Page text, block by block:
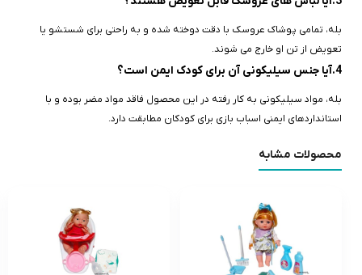
بله، تمامی پوشاک عروسک با دقت دوخته شده و به راحتی برای شستشو یا
تعویض از تن او خارج می‌ شوند.
4.آیا جنس سیلیکونی آن برای کودک ایمن است؟
بله، مواد سیلیکونی به کار رفته در این محصول فاقد مواد مضر بوده و با
استانداردهای ایمنی اسباب‌ بازی برای کودکان مطابقت دارد.
محصولات مشابه